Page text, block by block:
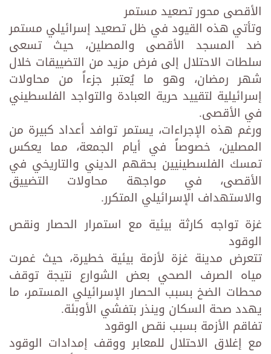
الأقصى محور تصعيد مستمر
وتأتي هذه القيود في ظل تصعيد إسرائيلي مستمر
ضد المسجد الأقصى والمصلين، حيث تسعى
سلطات الاحتلال إلى فرض مزيد من التضييقات خلال
شهر رمضان، وهو ما يُعتبر جزءاً من محاولات
إسرائيلية لتقييد حرية العبادة والتواجد الفلسطيني
في الأقصى.
ورغم هذه الإجراءات، يستمر توافد أعداد كبيرة من
المصلين، خصوصاً في أيام الجمعة، مما يعكس
تمسك الفلسطينيين بحقهم الديني والتاريخي في
الأقصى، في مواجهة محاولات التضييق
والاستهداف الإسرائيلي المتكرر.
غزة تواجه كارثة بيئية مع استمرار الحصار ونقص
الوقود
تتعرض مدينة غزة لأزمة بيئية خطيرة، حيث غمرت
مياه الصرف الصحي بعض الشوارع نتيجة توقف
محطات الضخ بسبب الحصار الإسرائيلي المستمر، ما
يهدد صحة السكان وينذر بتفشي الأوبئة.
تفاقم الأزمة بسبب نقص الوقود
مع إغلاق الاحتلال للمعابر ووقف إمدادات الوقود